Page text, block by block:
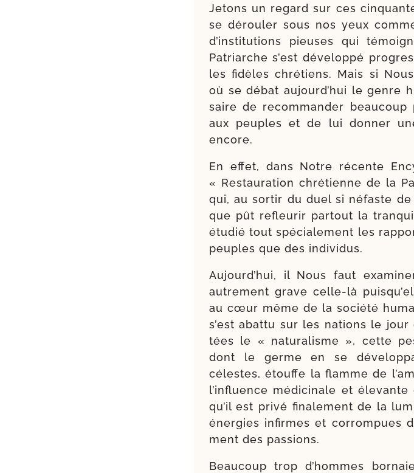
Jetons un regard sur ces
se dérou­ler sous nos yeux
d’ins­ti­tu­tions pieuses qui
Patriarche s’est déve­lop­pé
les fidèles chré­tiens. Mais si
où se débat aujourd’­hui le genre
saire de recom­man­der
aux peuples et de lui don­ner
encore.
En effet, dans Notre récente
« Restauration chré­tienne de la
qui, au sor­tir du duel si néfaste
que pût refleu­rir par­tout la
étu­dié tout spé­cia­le­ment les
peuples que des individus.
Aujourd’hui, il Nous faut
autre­ment grave celle-​là
au cœur même de la socié­té
s’est abat­tu sur les nations le
tées le « natu­ra­lisme », cette
dont le germe en se
célestes, étouffe la flamme de
l’in­fluence médi­ci­nale et
qu’il est pri­vé fina­le­ment de la
éner­gies infirmes et
ment des passions.
Beaucoup trop d’hommes